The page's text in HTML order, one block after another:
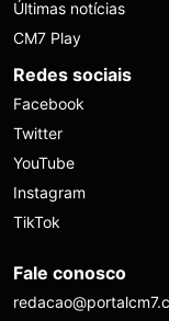
Últimas notícias
CM7 Play
Redes sociais
Facebook
Twitter
YouTube
Instagram
TikTok
Fale conosco